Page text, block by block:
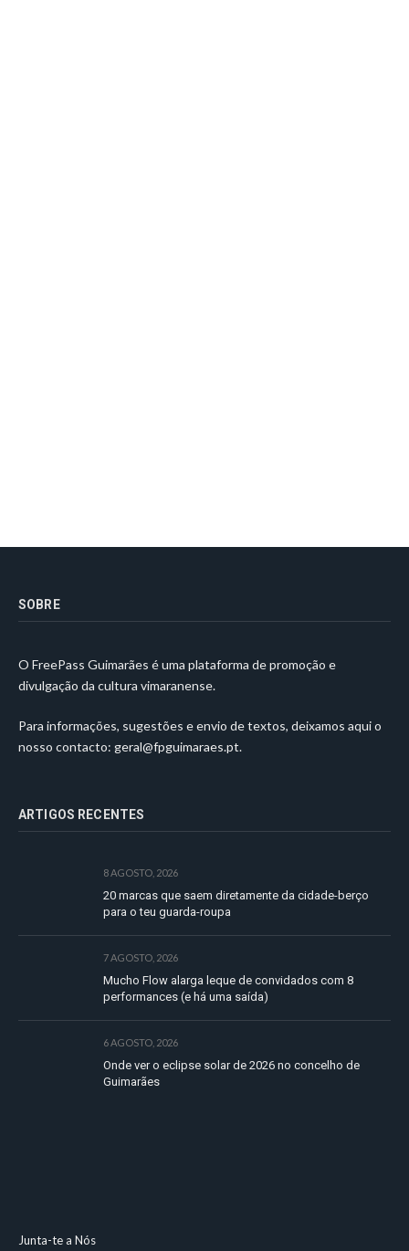
SOBRE
O FreePass Guimarães é uma plataforma de promoção e
divulgação da cultura vimaranense.
Para informações, sugestões e envio de textos, deixamos aqui o
nosso contacto: geral@fpguimaraes.pt.
ARTIGOS RECENTES
8 AGOSTO, 2026
20 marcas que saem diretamente da cidade-berço
para o teu guarda-roupa
7 AGOSTO, 2026
Mucho Flow alarga leque de convidados com 8
performances (e há uma saída)
6 AGOSTO, 2026
Onde ver o eclipse solar de 2026 no concelho de
Guimarães
Junta-te a Nós